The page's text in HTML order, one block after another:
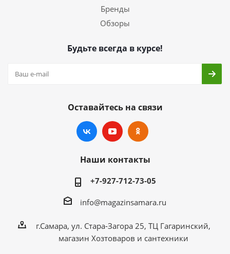
Бренды
Обзоры
Будьте всегда в курсе!
Оставайтесь на связи
Наши контакты
+7-927-712-73-05
info@magazinsamara.ru
г.Самара, ул. Стара-Загора 25, ТЦ Гагаринский,
магазин Хозтоваров и сантехники